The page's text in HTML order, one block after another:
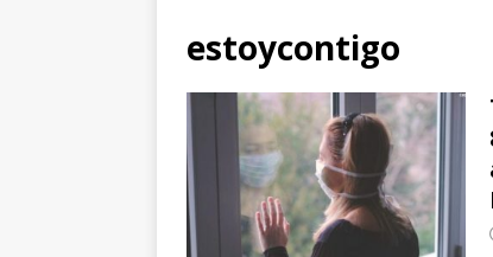
estoycontigo